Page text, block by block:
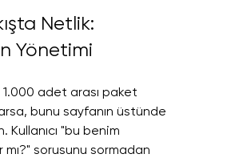
Netlik:
Yönetimi
1.000 adet arası paket
bunu sayfanın üstünde
Kullanıcı "bu benim
sorusunu sormadan